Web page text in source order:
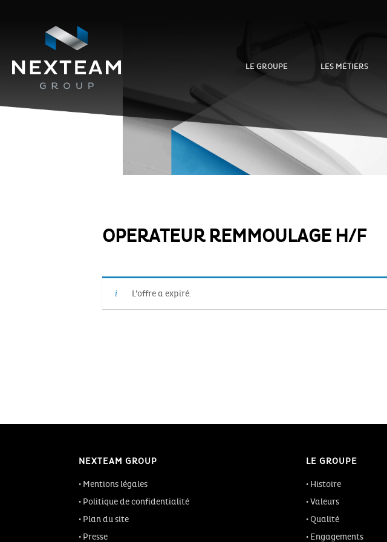
LE GROUPE LES MÉTIERS
OPERATEUR REMMOULAGE H/F
L’offre a expiré.
NEXTEAM GROUP
Mentions légales
Politique de confidentialité
Plan du site
Presse
LE GROUPE
Histoire
Valeurs
Qualité
Engagements